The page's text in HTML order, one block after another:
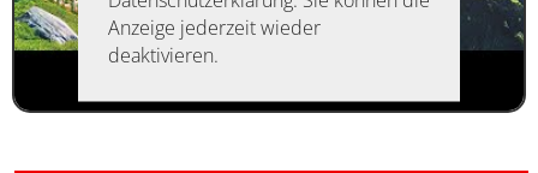
Anzeige jederzeit wieder
deaktivieren.